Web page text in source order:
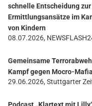
schnelle Entscheidung
Ermittlungsansätze im
von Kindern
08.07.2026,
Gemeinsame
Kampf gegen Mocro-Mafia
29.06.2026, Stuttgarter